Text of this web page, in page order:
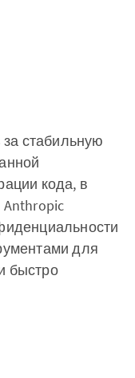
стабильную
кода, в
для
быстро